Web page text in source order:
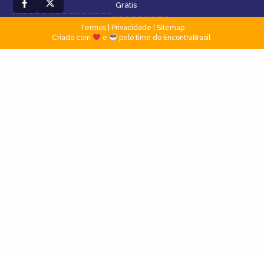
Grátis
Termos| Privacidade
Sitemap
Criado com
e pelo time do EncontraBrasil